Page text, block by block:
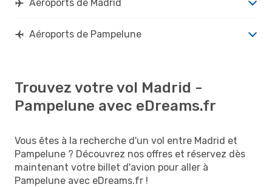
Aéroports de Madrid
Aéroports de Pampelune
Trouvez votre vol Madrid -
Pampelune avec eDreams.fr
Vous êtes à la recherche d'un vol entre Madrid et
Pampelune ? Découvrez nos offres et réservez dès
maintenant votre billet d'avion pour aller à
Pampelune avec eDreams.fr !